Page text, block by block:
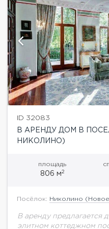
ID 32083
В АРЕНДУ ДОМ В
НИКОЛИНО)
площадь
806 м2
Посёлок: Николино
В аренду предлагается
элитном коттеджном